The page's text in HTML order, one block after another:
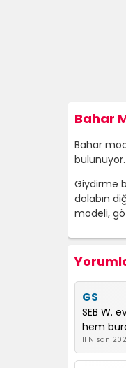
Bahar
Bahar
Giydirme
dolabın
modeli,
GS
SEB W.
hem
11 Nisan